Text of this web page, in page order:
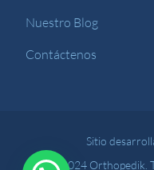
Nuestro Blog
Contáctenos
Sitio
© 2024 Orthopedik.